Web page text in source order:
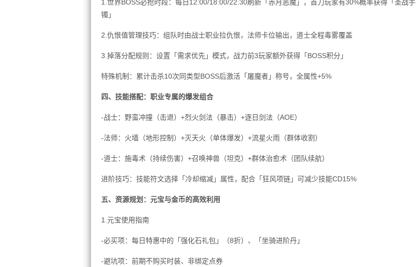
1.世界BOSS必抢时段：每日12:00/18:00/22:30刷新「赤月恶魔」，首刀玩家有30%概率获得「圣战手
镯」
2.仇恨值管理技巧：组队时由战士职业拉仇恨，法师卡位输出，道士全程毒雾覆盖
3.掉落分配规则：设置「需求优先」模式，战力前3玩家额外获得「BOSS积分」
特殊机制：累计击杀10次同类型BOSS后激活「屠魔者」称号，全属性+5%
四、技能搭配：职业专属的爆发组合
-战士：野蛮冲撞（击退）+烈火剑法（暴击）+逐日剑法（AOE）
-法师：火墙（地形控制）+灭天火（单体爆发）+流星火雨（群体收割）
-道士：施毒术（持续伤害）+召唤神兽（坦克）+群体治愈术（团队续航）
进阶技巧：技能符文选择「冷却缩减」属性，配合「狂风项链」可减少技能CD15%
五、资源规划：元宝与金币的高效利用
1.元宝使用指南
-必买项：每日特惠中的「强化石礼包」（8折）、「坐骑进阶丹」
-避坑项：前期不购买时装、非绑定点券